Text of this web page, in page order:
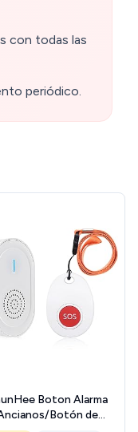
con todas las
periódico.
Boton Alarma
Botón de